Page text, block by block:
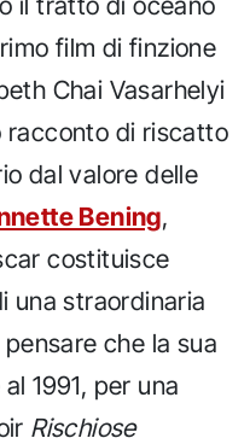
film di finzione
Chai Vasarhelyi
racconto di riscatto
dal valore delle
Bening,
costituisce
una straordinaria
che la sua
1991, per una
Rischiose